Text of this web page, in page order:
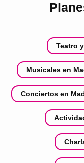
Teatro
Musicales en
Conciertos en